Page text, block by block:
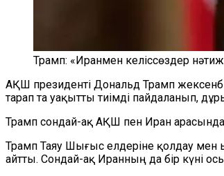
Трамп: «Иранмен келіссөздер
АҚШ президенті Дональд Трамп жексенбі
тарап та уақытты тиімді пайдаланып,
Трамп сондай-ақ АҚШ пен Иран
Трамп Таяу Шығыс елдеріне қолдау мен
айтты. Сондай-ақ Иранның да бір күні